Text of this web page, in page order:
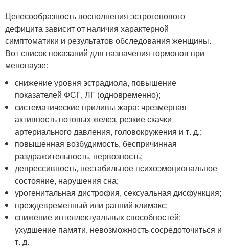
Целесообразность восполнения эстрогенового
дефицита зависит от наличия характерной
симптоматики и результатов обследования женщины.
Вот список показаний для назначения гормонов при
менопаузе:
снижение уровня эстрадиола, повышение
показателей ФСГ, ЛГ (одновременно);
систематические приливы жара: чрезмерная
активность потовых желез, резкие скачки
артериального давления, головокружения и т. д.;
повышенная возбудимость, беспричинная
раздражительность, нервозность;
депрессивность, нестабильное психоэмоциональное
состояние, нарушения сна;
урогенитальная дистрофия, сексуальная дисфункция;
преждевременный или ранний климакс;
снижение интеллектуальных способностей:
ухудшение памяти, невозможность сосредоточиться и
т. д.